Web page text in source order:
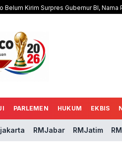
Belum Kirim Surpres Gubernur BI,
PARLEMEN HUKUM EKBIS
RMJabar RMJatim